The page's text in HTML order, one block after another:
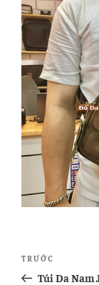
Điều
hướng
Bài
cũ
TRƯỚC
Túi Da Nam